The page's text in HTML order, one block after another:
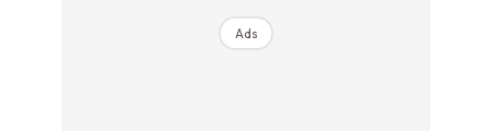
Login|Register
Ads